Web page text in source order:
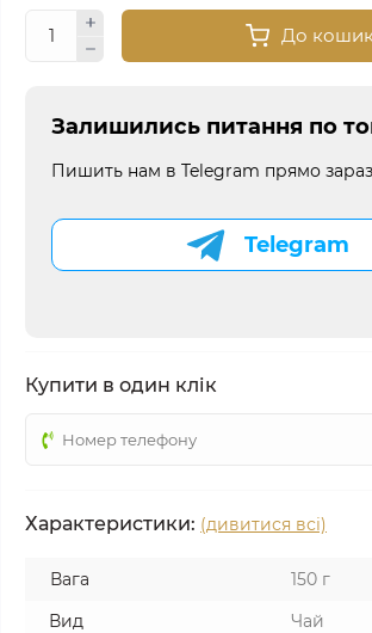
До
Залишились питання по
Пишить нам в Telegram прямо зараз
Telegram
Купити в один клік
Характеристики: (дивитися всі)
Вага
150 г
Вид
Чай